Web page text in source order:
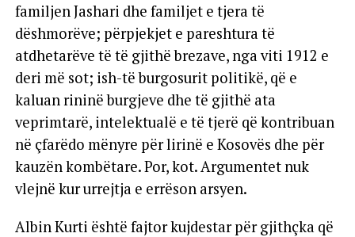
familjen Jashari dhe familjet e tjera të
dëshmorëve; përpjekjet e pareshtura të
atdhetarëve të të gjithë brezave, nga viti 1912 e
deri më sot; ish-të burgosurit politikë, që e
kaluan rininë burgjeve dhe të gjithë ata
veprimtarë, intelektualë e të tjerë që kontribuan
në çfarëdo mënyre për lirinë e Kosovës dhe për
kauzën kombëtare. Por, kot. Argumentet nuk
vlejnë kur urrejtja e errëson arsyen.
Albin Kurti është fajtor kujdestar për gjithçka që